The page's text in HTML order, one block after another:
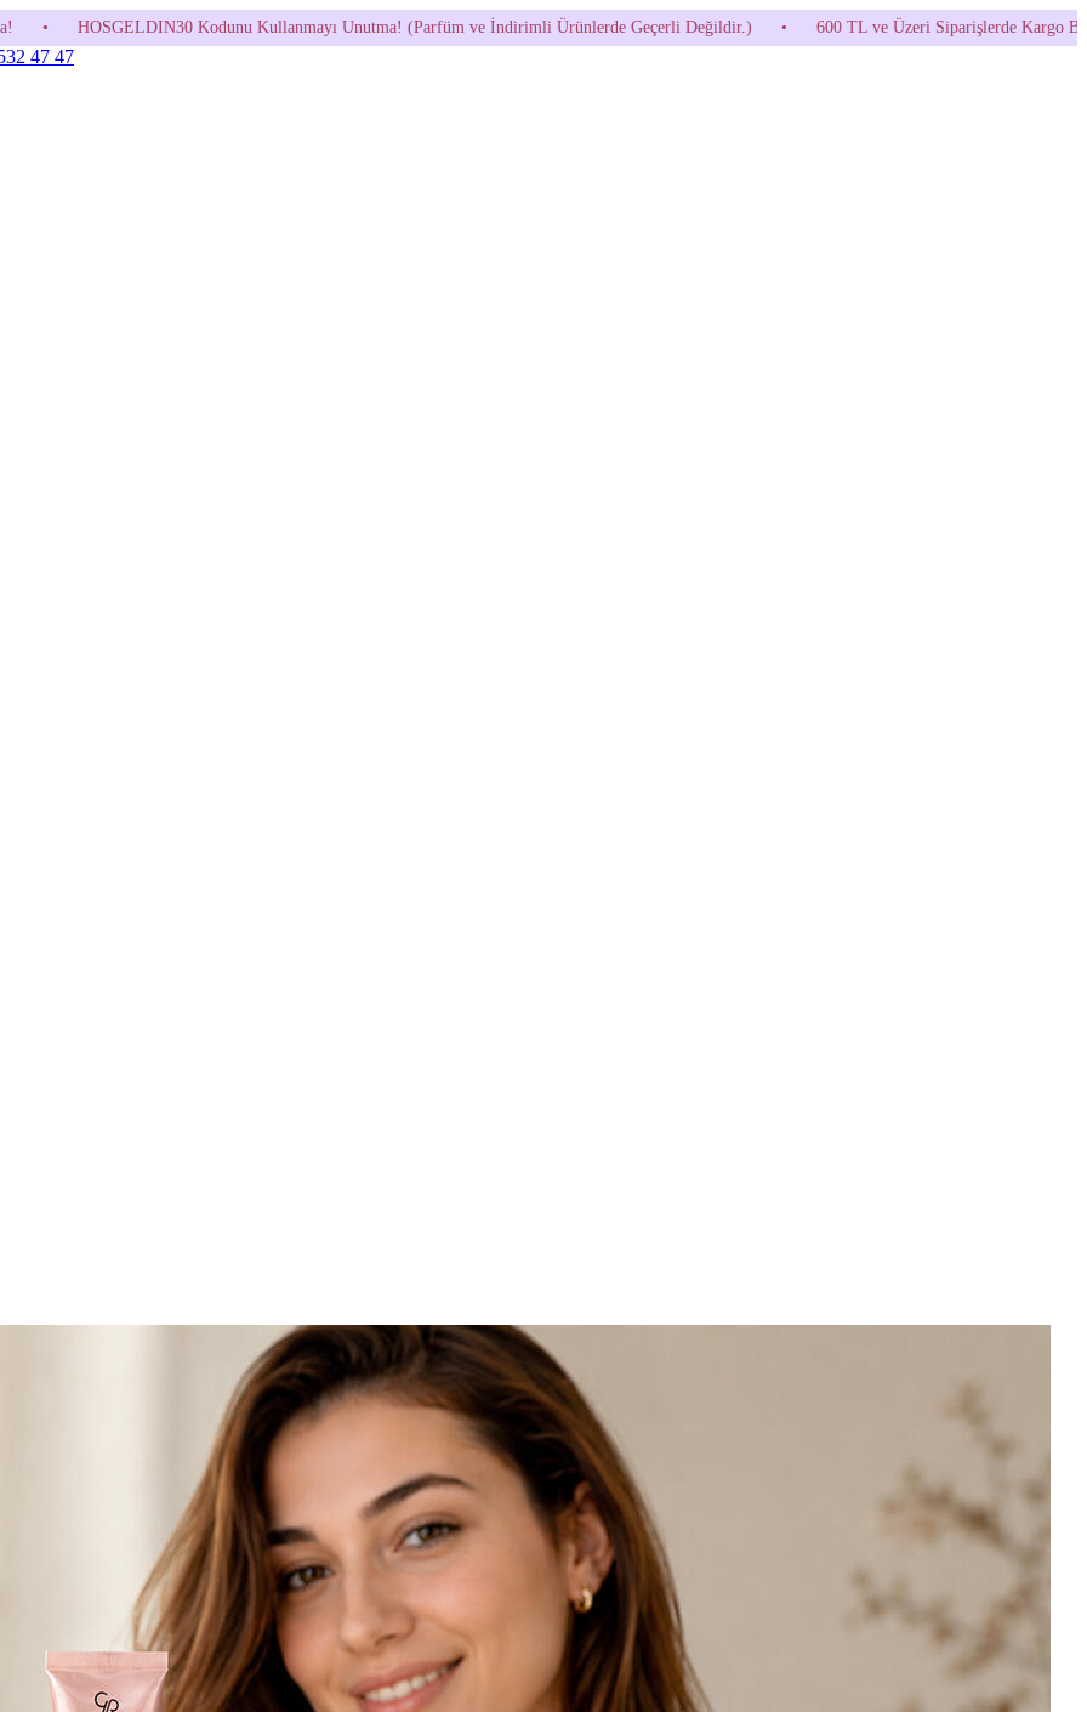
600 TL ve Üzeri Siparişlerde Kargo Bedava! • HOSGELDIN30 Kodunu Kullanmayı Unutma! (Parfüm ve İndirimli Ürünlerde Geçerli
47 47